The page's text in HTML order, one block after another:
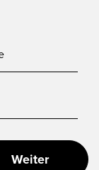
Weiter